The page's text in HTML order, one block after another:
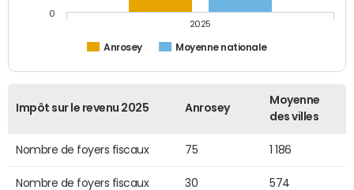
Anrosey Moyenne nationale
2025
0
Impôt sur le revenu 2025 Anrosey
Moyenne
des villes
Nombre de foyers fiscaux 75 1 186
Nombre de foyers fiscaux
30 574